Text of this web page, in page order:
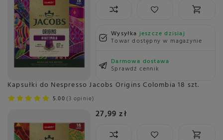
Wysyłkajeszcze dzisiaj
Towar dostępny w magazynie
Darmowa dostawa
Sprawdź cennik
Kapsułki do Nespresso Jacobs Origins Colombia 18 szt.
5.00 3 opinie
27,99 zł